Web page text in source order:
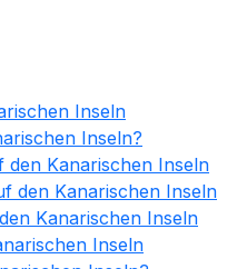
Inseln
Inseln?
den Kanarischen Inseln
den Kanarischen Inseln
Kanarischen Inseln
Inseln